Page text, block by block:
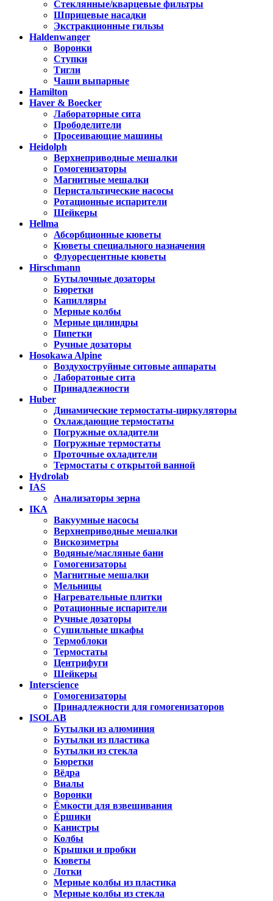
Стеклянные/кварцевые фильтры
Шприцевые насадки
Экстракционные гильзы
Haldenwanger
Воронки
Ступки
Тигли
Чаши выпарные
Hamilton
Haver & Boecker
Лабораторные сита
Прободелители
Просеивающие машины
Heidolph
Верхнеприводные мешалки
Гомогенизаторы
Магнитные мешалки
Перистальтические насосы
Ротационные испарители
Шейкеры
Hellma
Абсорбционные кюветы
Кюветы специального назначения
Флуоресцентные кюветы
Hirschmann
Бутылочные дозаторы
Бюретки
Капилляры
Мерные колбы
Мерные цилиндры
Пипетки
Ручные дозаторы
Hosokawa Alpine
Воздухоструйные ситовые аппараты
Лаборатоные сита
Принадлежности
Huber
Динамические термостаты-циркуляторы
Охлаждающие термостаты
Погружные охладители
Погружные термостаты
Проточные охладители
Термостаты с открытой ванной
Hydrolab
IAS
Анализаторы зерна
IKA
Вакуумные насосы
Верхнеприводные мешалки
Вискозиметры
Водяные/масляные бани
Гомогенизаторы
Магнитные мешалки
Мельницы
Нагревательные плитки
Ротационные испарители
Ручные дозаторы
Сушильные шкафы
Термоблоки
Термостаты
Центрифуги
Шейкеры
Interscience
Гомогенизаторы
Принадлежности для гомогенизаторов
ISOLAB
Бутылки из алюминия
Бутылки из пластика
Бутылки из стекла
Бюретки
Вёдра
Виалы
Воронки
Ёмкости для взвешивания
Ёршики
Канистры
Колбы
Крышки и пробки
Кюветы
Лотки
Мерные колбы из пластика
Мерные колбы из стекла